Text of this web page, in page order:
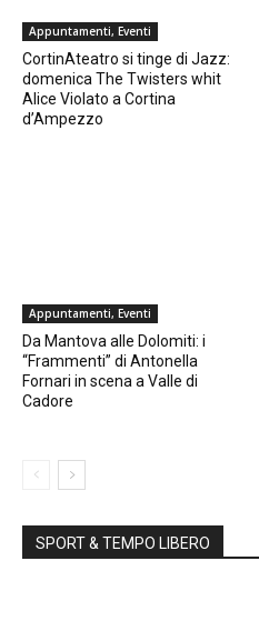
Appuntamenti, Eventi
CortinAteatro si tinge di Jazz:
domenica The Twisters whit
Alice Violato a Cortina
d’Ampezzo
Appuntamenti, Eventi
Da Mantova alle Dolomiti: i
“Frammenti” di Antonella
Fornari in scena a Valle di
Cadore
SPORT & TEMPO LIBERO